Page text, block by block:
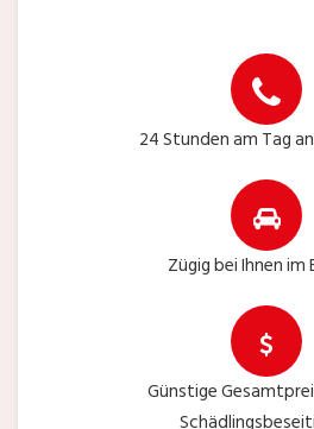
24 Stunden am Tag
Zügig bei Ihnen im
Günstige